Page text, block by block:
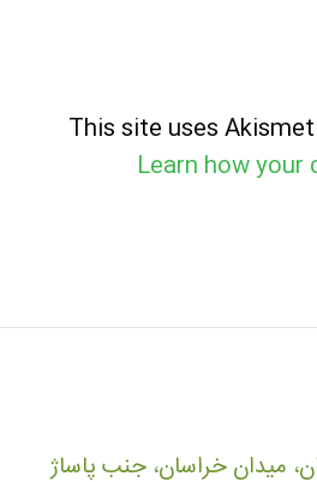
This site uses
Learn how
میدان خراسان، جنب پاساژ